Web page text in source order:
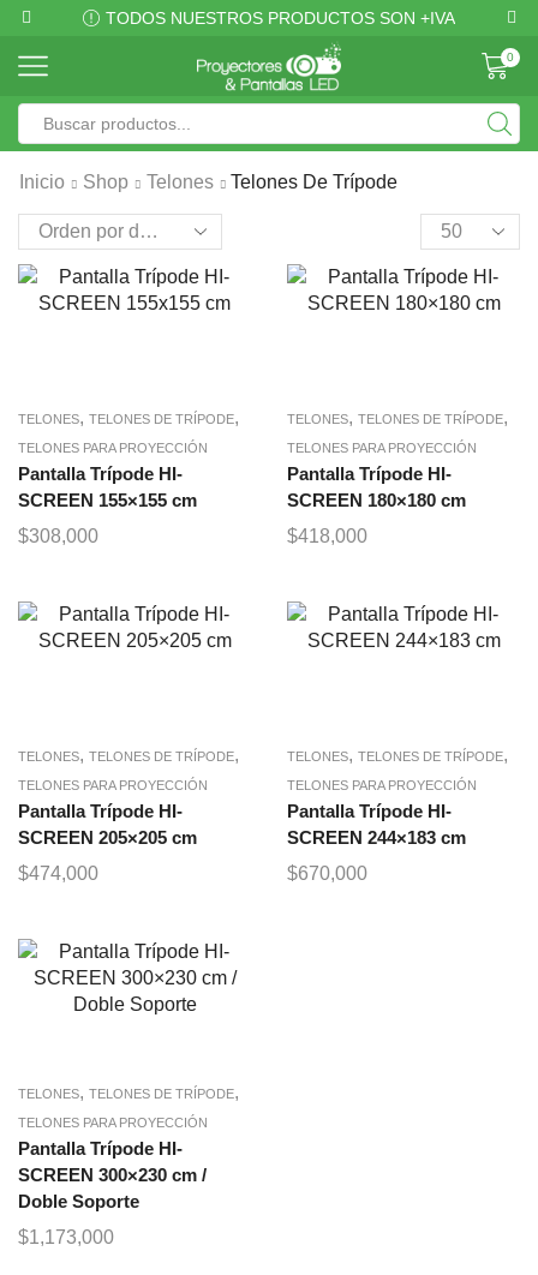
TODOS NUESTROS PRODUCTOS SON +IVA
0
Inicio Shop Telones Telones De Trípode
TELONES, TELONES DE TRÍPODE,
TELONES PARA PROYECCIÓN
Pantalla Trípode HI-
SCREEN 155×155 cm
$308,000
TELONES, TELONES DE TRÍPODE,
TELONES PARA PROYECCIÓN
Pantalla Trípode HI-
SCREEN 180×180 cm
$418,000
TELONES, TELONES DE TRÍPODE,
TELONES PARA PROYECCIÓN
Pantalla Trípode HI-
SCREEN 205×205 cm
$474,000
TELONES, TELONES DE TRÍPODE,
TELONES PARA PROYECCIÓN
Pantalla Trípode HI-
SCREEN 244×183 cm
$670,000
TELONES, TELONES DE TRÍPODE,
TELONES PARA PROYECCIÓN
Pantalla Trípode HI-
SCREEN 300×230 cm /
Doble Soporte
$1,173,000